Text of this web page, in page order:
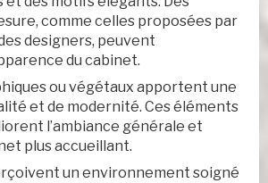
comme celles proposées par
designers, peuvent
du cabinet.
ou végétaux apportent une
et de modernité. Ces éléments
l’ambiance générale et
plus accueillant.
un environnement soigné